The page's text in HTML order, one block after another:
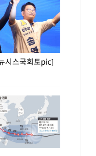
시스국회토pic]